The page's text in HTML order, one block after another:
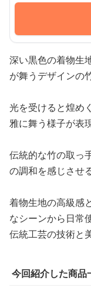
深い黒色の着物生
が舞うデザインの
光を受けると煌め
雅に舞う様子が表
伝統的な竹の取っ
の調和を感じさせ
着物生地の高級感
なシーンから日常
伝統工芸の技術と
今回紹介した商品